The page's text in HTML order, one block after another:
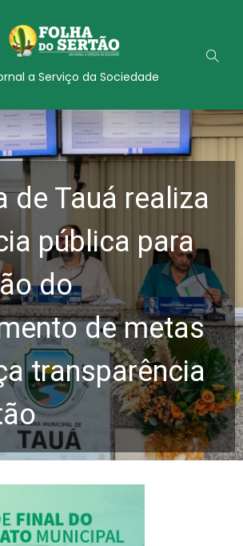
a Serviço da Sociedade
de Tauá realiza
pública para
do
de metas
transparência